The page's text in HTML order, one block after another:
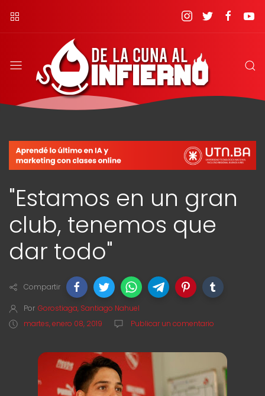
"Estamos en un gran
club, tenemos que
dar todo"
Compartir
Por Gorostiaga, Santiago Nahuel
martes, enero 08, 2019
Publicar un comentario